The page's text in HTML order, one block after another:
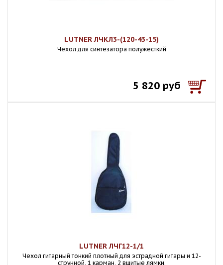
LUTNER ЛЧКЛ3-(120-43-15)
Чехол для синтезатора полужесткий
5 820 руб
LUTNER ЛЧГ12-1/1
Чехол гитарный тонкий плотный для эстрадной гитары и 12-
струнной, 1 карман, 2 вшитые лямки,